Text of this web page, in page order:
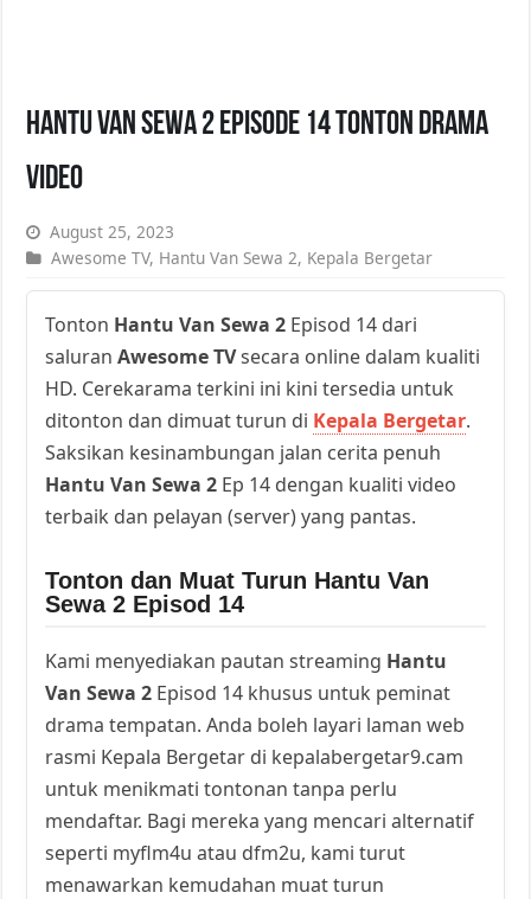
Hantu Van Sewa 2 Episode 14 Tonton Drama
Video
August 25, 2023
Awesome TV, Hantu Van Sewa 2, Kepala Bergetar
Tonton Hantu Van Sewa 2 Episod 14 dari
saluranAwesome TVsecara online dalam kualiti
HD. Cerekarama terkini ini kini tersedia untuk
ditonton dan dimuat turun di Kepala Bergetar.
Saksikan kesinambungan jalan cerita penuh
Hantu Van Sewa 2 Ep 14 dengan kualiti video
terbaik dan pelayan (server) yang pantas.
Tonton dan Muat Turun Hantu Van
Sewa 2 Episod 14
Kami menyediakan pautan streaming Hantu
Van Sewa 2 Episod 14 khusus untuk peminat
drama tempatan. Anda boleh layari laman web
rasmi Kepala Bergetar di kepalabergetar9.cam
untuk menikmati tontonan tanpa perlu
mendaftar. Bagi mereka yang mencari alternatif
seperti myflm4u atau dfm2u, kami turut
menawarkan kemudahan muat turun